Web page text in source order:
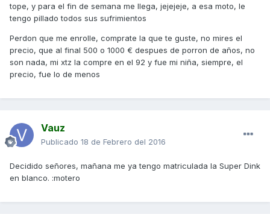
tope, y para el fin de semana me llega, jejejeje, a esa moto, le
tengo pillado todos sus sufrimientos
Perdon que me enrolle, comprate la que te guste, no mires el
precio, que al final 500 o 1000 € despues de porron de años, no
son nada, mi xtz la compre en el 92 y fue mi niña, siempre, el
precio, fue lo de menos
Vauz
Publicado 18 de Febrero del 2016
Decidido señores, mañana me ya tengo matriculada la Super Dink
en blanco. :motero